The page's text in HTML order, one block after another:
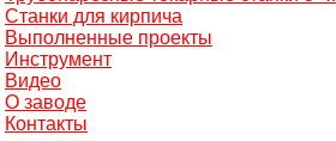
Станки для кирпича
Выполненные проекты
Инструмент
Видео
О заводе
Контакты